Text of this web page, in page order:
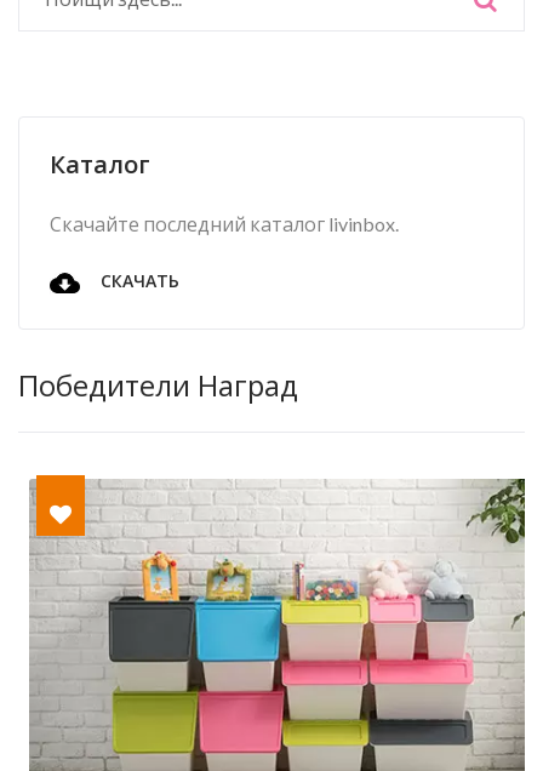
Каталог
Скачайте последний каталог livinbox.
СКАЧАТЬ
Победители Наград